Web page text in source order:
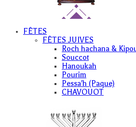
FÊTES
FÊTES JUIVES
Roch hachana &
Souccot
Hanoukah
Pourim
Pessa'h (Paque)
CHAVOUOT